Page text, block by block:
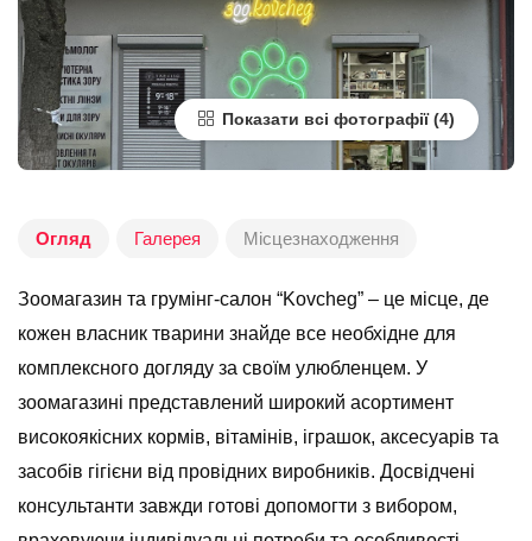
Показати всі фотографії
Огляд Галерея Місцезнаходження
Зоомагазин та грумінг-салон “Kovcheg” – це місце, де
кожен власник тварини знайде все необхідне для
комплексного догляду за своїм улюбленцем. У
зоомагазині представлений широкий асортимент
високоякісних кормів, вітамінів, іграшок, аксесуарів та
засобів гігієни від провідних виробників. Досвідчені
консультанти завжди готові допомогти з вибором,